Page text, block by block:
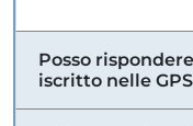
Posso
iscritto nelle